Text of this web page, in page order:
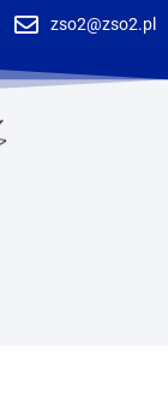
zso2@zso2.pl